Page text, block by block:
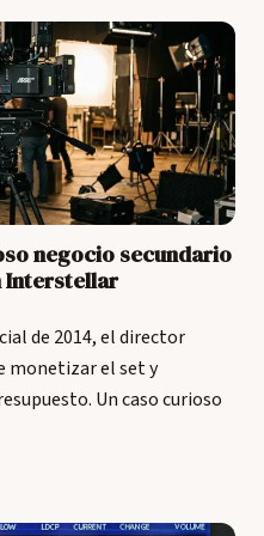
negocio secundario
Interstellar
de 2014, el director
monetizar el set y
Un caso curioso